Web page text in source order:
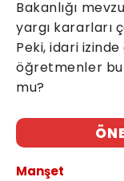
Bakanlığı
yargı kararları
Peki, idari
öğretmenler
mu?
Manşet